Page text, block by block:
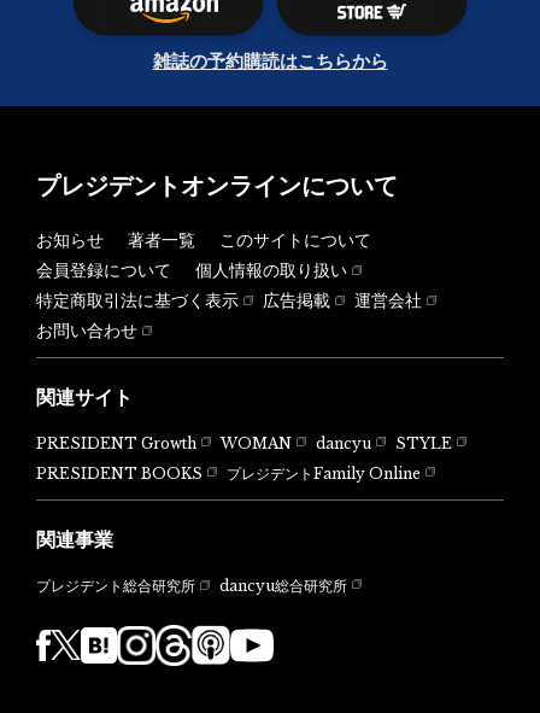
雑誌の予約購読はこちらから
プレジデントオンラインについて
お知らせ 著者一覧
このサイトについて
会員登録について
個人情報の取り扱い
特定商取引法に基づく表示
広告掲載
運営会社
お問い合わせ
関連サイト
PRESIDENT Growth WOMAN dancyu
STYLE
PRESIDENT BOOKS
プレジデントFamily Online
関連事業
プレジデント総合研究所 dancyu総合研究所